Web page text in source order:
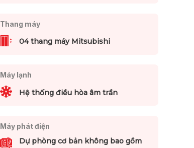
Thang máy
04 thang máy Mitsubishi
Máy lạnh
Hệ thống điều hòa âm trần
Máy phát điện
Dự phòng cơ bản không bao gồm